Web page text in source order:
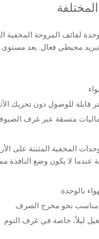
لفائف المروحة المخفية
وتبريد محيطي فعال. يعد
قابلة للوصول دون تحريك
متسقة عبر غرف
المخفية المثبتة
لا يكون وضع النافذة
بالوحدة
مناسب نحو مخرج الصرف
ليلاً، خاصة في غرف النوم